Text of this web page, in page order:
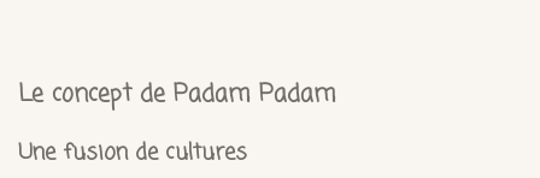
Le concept de Padam Padam
Une fusion de cultures